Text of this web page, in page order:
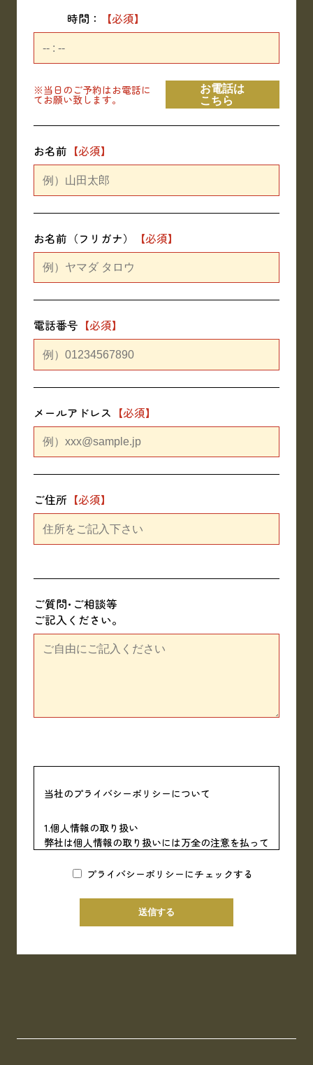
時間：
※当日のご予約はお電話に
てお願い致します。
お電話は
こちら
お名前
お名前（フリガナ）
電話番号
メールアドレス
ご住所
ご質問･ご相談等
ご記入ください｡
当社のプライバシーポリシーについて
1.個人情報の取り扱い
弊社は個人情報の取り扱いには万全の注意を払って
ことは一切致しません。
2.個人情報の利用目的
お客様から集めた個人情報は、次項記載の利用目的
の他、以下の目的で利用します。
プライバシーポリシーにチェックする